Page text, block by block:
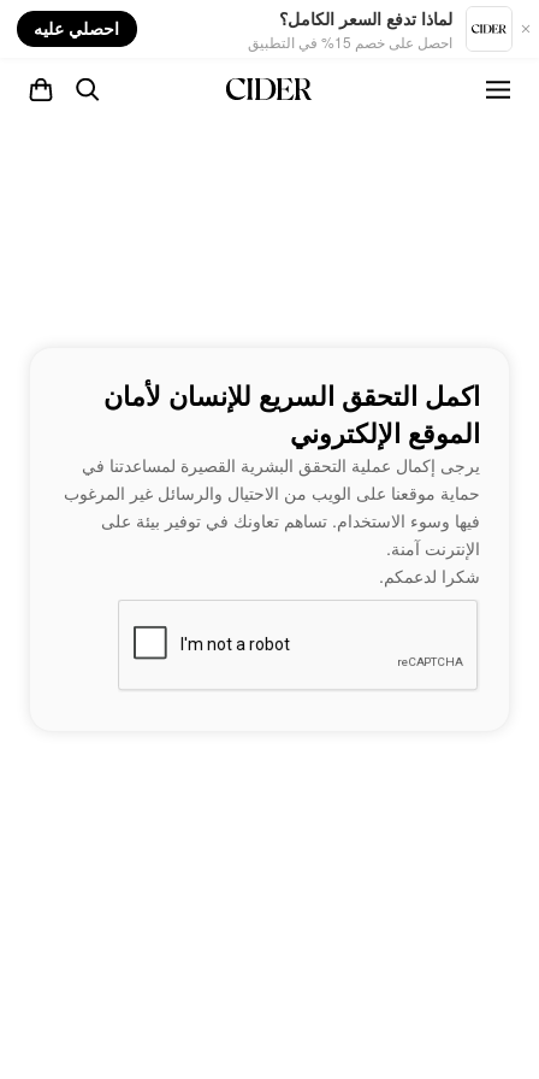
لماذا تدفع السعر الكامل؟
احصل على خصم 15% في التطبيق
احصلي عليه
اكمل التحقق السريع للإنسان لأمان
الموقع الإلكتروني
يرجى إكمال عملية التحقق البشرية القصيرة لمساعدتنا في
حماية موقعنا على الويب من الاحتيال والرسائل غير المرغوب
فيها وسوء الاستخدام. تساهم تعاونك في توفير بيئة على
الإنترنت آمنة.
شكرا لدعمكم.